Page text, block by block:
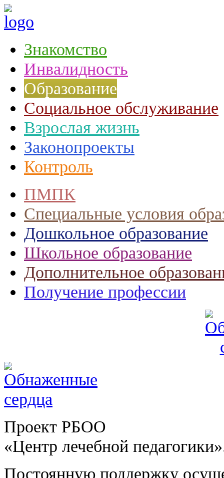
Знакомство
Инвалидность
Образование
Социальное обслуживание
Взрослая жизнь
Законопроекты
Контроль
ПМПК
Специальные условия
Дошкольное образование
Школьное образование
Дополнительное
Получение профессии
Проект РБОО
«Центр лечебной
Постоянную поддержку